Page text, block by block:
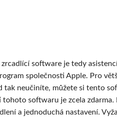
software je tedy
společnosti Apple. Pro
tak neučiníte, můžete si tento
softwaru je zcela zdarma.
a jednoduchá nastavení.